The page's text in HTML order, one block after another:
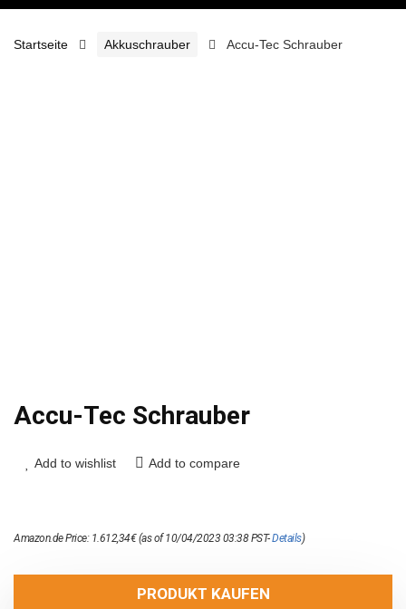
Startseite Akkuschrauber Accu-Tec Schrauber
Accu-Tec Schrauber
Add to wishlist Add to compare
Amazon.de Price: 1.612,34€(as of 10/04/2023 03:38 PST-Details)
PRODUKT KAUFEN